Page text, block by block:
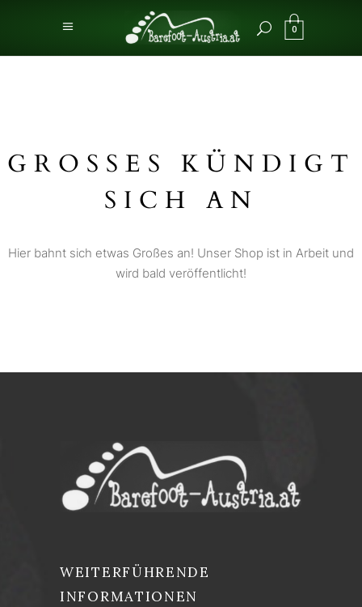
0
GROSSES KÜNDIGT S
ICH AN
Hier bahnt sich etwas Großes an! Unser Shop ist in Arbeit und
wird bald veröffentlicht!
WEITERFÜHRENDE
INFORMATIONEN